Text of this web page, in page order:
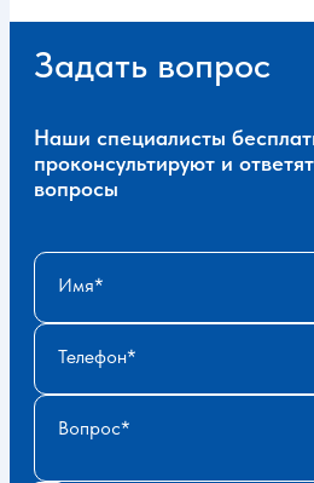
Задать вопрос
Наши специалисты
проконсультируют и
вопросы
Имя
Телефон
Вопрос